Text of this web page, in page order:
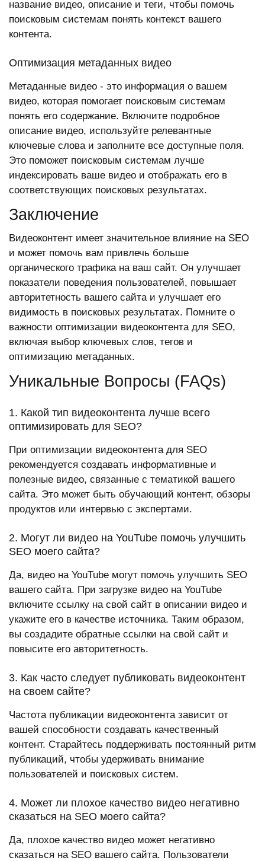
название видео, описание и теги, чтобы помочь
поисковым системам понять контекст вашего
контента.
Оптимизация метаданных видео
Метаданные видео - это информация о вашем
видео, которая помогает поисковым системам
понять его содержание. Включите подробное
описание видео, используйте релевантные
ключевые слова и заполните все доступные поля.
Это поможет поисковым системам лучше
индексировать ваше видео и отображать его в
соответствующих поисковых результатах.
Заключение
Видеоконтент имеет значительное влияние на SEO
и может помочь вам привлечь больше
органического трафика на ваш сайт. Он улучшает
показатели поведения пользователей, повышает
авторитетность вашего сайта и улучшает его
видимость в поисковых результатах. Помните о
важности оптимизации видеоконтента для SEO,
включая выбор ключевых слов, тегов и
оптимизацию метаданных.
Уникальные Вопросы (FAQs)
1. Какой тип видеоконтента лучше всего
оптимизировать для SEO?
При оптимизации видеоконтента для SEO
рекомендуется создавать информативные и
полезные видео, связанные с тематикой вашего
сайта. Это может быть обучающий контент, обзоры
продуктов или интервью с экспертами.
2. Могут ли видео на YouTube помочь улучшить
SEO моего сайта?
Да, видео на YouTube могут помочь улучшить SEO
вашего сайта. При загрузке видео на YouTube
включите ссылку на свой сайт в описании видео и
укажите его в качестве источника. Таким образом,
вы создадите обратные ссылки на свой сайт и
повысите его авторитетность.
3. Как часто следует публиковать видеоконтент
на своем сайте?
Частота публикации видеоконтента зависит от
вашей способности создавать качественный
контент. Старайтесь поддерживать постоянный ритм
публикаций, чтобы удерживать внимание
пользователей и поисковых систем.
4. Может ли плохое качество видео негативно
сказаться на SEO моего сайта?
Да, плохое качество видео может негативно
сказаться на SEO вашего сайта. Пользователи